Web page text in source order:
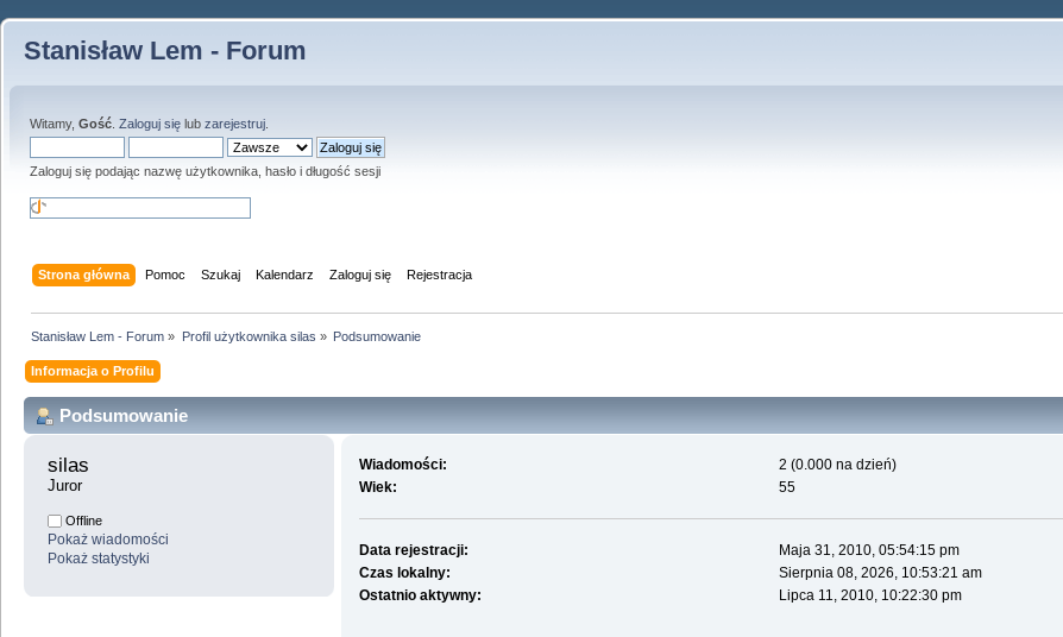
Stanisław Lem - Forum
Witamy, Gość Zaloguj się lub zarejestruj
Zaloguj się podając nazwę użytkownika, hasło i długość sesji
Strona główna Pomoc Szukaj Kalendarz Zaloguj się Rejestracja
Stanisław Lem - Forum » Profil użytkownika silas » Podsumowanie
Informacja o Profilu
Podsumowanie
silas
Juror
Offline
Pokaż wiadomości
Pokaż statystyki
Wiadomości:
2 (0.000 na dzień)
Wiek:
55
Data rejestracji:
Maja 31, 2010, 05:54:15 pm
Czas lokalny:
Sierpnia 08, 2026, 10:53:21 am
Ostatnio aktywny:
Lipca 11, 2010, 10:22:30 pm